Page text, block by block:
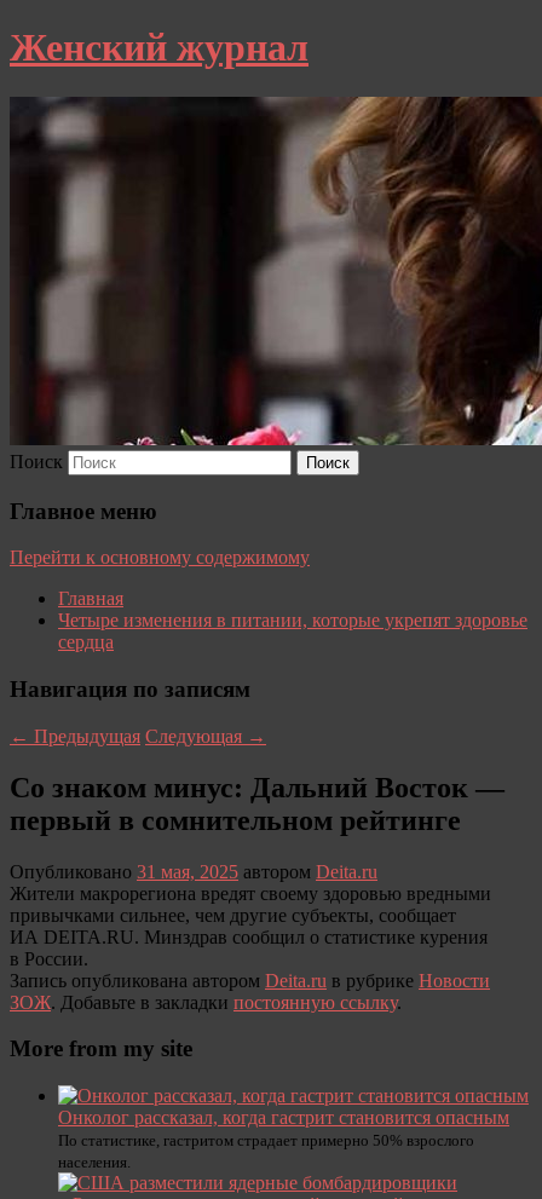
Женский журнал
Поиск
Главное меню
Перейти к основному содержимому
Главная
Четыре изменения в питании, которые укрепят здоровье
сердца
Навигация по записям
← Предыдущая Следующая →
Со знаком минус: Дальний Восток —
первый в сомнительном рейтинге
Опубликовано 31 мая, 2025 автором Deita.ru
Жители макрорегиона вредят своему здоровью вредными
привычками сильнее, чем другие субъекты, сообщает
ИА DEITA.RU. Минздрав сообщил о статистике курения
в России.
Запись опубликована автором Deita.ru в рубрике Новости
ЗОЖ. Добавьте в закладки постоянную ссылку.
More from my site
Онколог рассказал, когда гастрит становится опасным
По статистике, гастритом страдает примерно 50% взрослого
населения.